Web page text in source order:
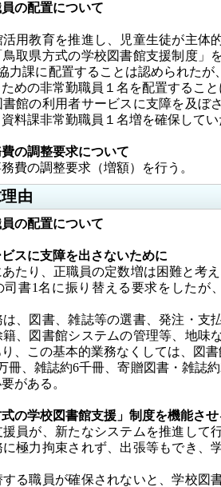
員の配置について
教育を推進し、児童生徒が主体
取県方式の学校図書館支援制度」
力課に配置することは認められた
めの非常勤職員１名を配置するこ
書館の利用者サービスに支障を及ぼ
料課非常勤職員１名増を確保してい
費の調整要求について
費の調整要求（増額）を行う。
由
員の配置について
スに支障を出さないために
たり、正職員の定数増は困難と考
司書1名に振り替える要求をしたが
、図書、雑誌等の選書、発注・支
、図書館システムの管理等、地味
、この基本的業務なくしては、図書
、雑誌約6千冊、寄贈図書・雑誌
がある。
の学校図書館支援」制度を機能させ
員が、新たなシステムを推進して
極力拘束されず、出張等もでき、
る職員が確保されないと、学校図